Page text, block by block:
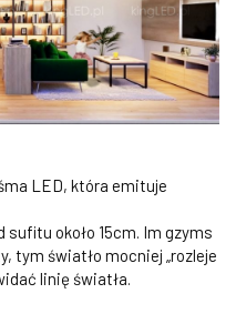
LED, która emituje
około 15cm. Im gzyms
tym światło mocniej „rozleje
linię światła.